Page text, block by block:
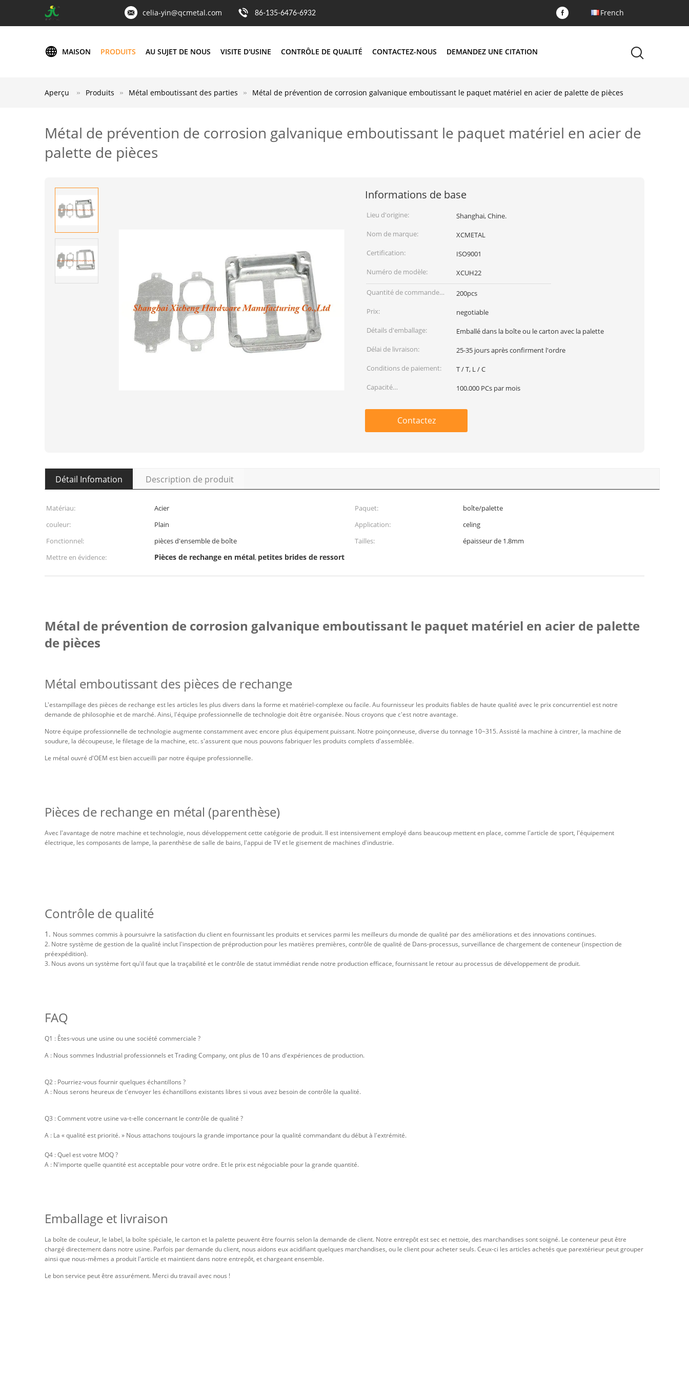
celia-yin@qcmetal.com 86-135-6476-6932 French
MAISON PRODUITS AU SUJET DE NOUS VISITE D'USINE CONTRÔLE DE QUALITÉ CONTACTEZ-NOUS DEMANDEZ UNE CITATION
Aperçu Produits Métal emboutissant des parties Métal de prévention de corrosion galvanique emboutissant le paquet matériel en acier de palette de pièces
Métal de prévention de corrosion galvanique emboutissant le paquet matériel en acier de
palette de pièces
Informations de base
Lieu d'origine:
Shanghai, Chine.
Nom de marque:
XCMETAL
Certification:
ISO9001
Numéro de modèle:
XCUH22
Quantité de commande
min:
200pcs
Prix:
negotiable
Détails d'emballage:
Emballé dans la boîte ou le carton avec la palette
Délai de livraison:
25-35 jours après confirment l'ordre
Conditions de paiement:
T / T, L / C
Capacité
100.000 PCs par mois
Contactez
Détail Infomation Description de produit
Matériau: Acier Paquet:
boîte/palette
couleur:
Plain Application:
celing
Fonctionnel:
pièces d'ensemble de boîte Tailles:
épaisseur de 1.8mm
Mettre en évidence:
Pièces de rechange en métal, petites brides de ressort
Métal de prévention de corrosion galvanique emboutissant le paquet matériel en acier de palette
de pièces
Métal emboutissant des pièces de rechange
L'estampillage des pièces de rechange est les articles les plus divers dans la forme et matériel-complexe ou facile. Au fournisseur les produits fiables de haute qualité avec le prix concurrentiel est notre
demande de philosophie et de marché. Ainsi, l'équipe professionnelle de technologie doit être organisée. Nous croyons que c'est notre avantage.
Notre équipe professionnelle de technologie augmente constamment avec encore plus équipement puissant. Notre poinçonneuse, diverse du tonnage 10~315. Assisté la machine à cintrer, la machine de
soudure, la découpeuse, le filetage de la machine, etc. s'assurent que nous pouvons fabriquer les produits complets d'assemblée.
Le métal ouvré d'OEM est bien accueilli par notre équipe professionnelle.
Pièces de rechange en métal (parenthèse)
Avec l'avantage de notre machine et technologie, nous développement cette catégorie de produit. Il est intensivement employé dans beaucoup mettent en place, comme l'article de sport, l'équipement
électrique, les composants de lampe, la parenthèse de salle de bains, l'appui de TV et le gisement de machines d'industrie.
Contrôle de qualité
1. Nous sommes commis à poursuivre la satisfaction du client en fournissant les produits et services parmi les meilleurs du monde de qualité par des améliorations et des innovations continues.
2. Notre système de gestion de la qualité inclut l'inspection de préproduction pour les matières premières, contrôle de qualité de Dans-processus, surveillance de chargement de conteneur (inspection de
préexpédition).
3. Nous avons un système fort qu'il faut que la traçabilité et le contrôle de statut immédiat rende notre production efficace, fournissant le retour au processus de développement de produit.
FAQ
Q1 : Êtes-vous une usine ou une société commerciale ?
A : Nous sommes Industrial professionnels et Trading Company, ont plus de 10 ans d'expériences de production.
Q2 : Pourriez-vous fournir quelques échantillons ?
A : Nous serons heureux de t'envoyer les échantillons existants libres si vous avez besoin de contrôle la qualité.
Q3 : Comment votre usine va-t-elle concernant le contrôle de qualité ?
A : La « qualité est priorité. » Nous attachons toujours la grande importance pour la qualité commandant du début à l'extrémité.
Q4 : Quel est votre MOQ ?
A : N'importe quelle quantité est acceptable pour votre ordre. Et le prix est négociable pour la grande quantité.
Emballage et livraison
La boîte de couleur, le label, la boîte spéciale, le carton et la palette peuvent être fournis selon la demande de client. Notre entrepôt est sec et nettoie, des marchandises sont soigné. Le conteneur peut être
chargé directement dans notre usine. Parfois par demande du client, nous aidons eux acidifiant quelques marchandises, ou le client pour acheter seuls. Ceux-ci les articles achetés que parextérieur peut grouper
ainsi que nous-mêmes a produit l'article et maintient dans notre entrepôt, et chargeant ensemble.
Le bon service peut être assurément. Merci du travail avec nous !